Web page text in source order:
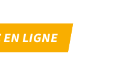
EN LIGNE